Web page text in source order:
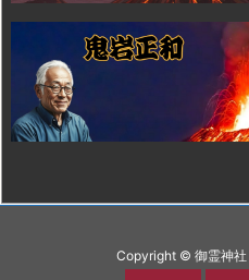
Copyright © 御霊神社